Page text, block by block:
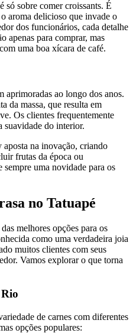
sobre comer croissants. É
aroma delicioso que invade o
dos funcionários, cada detalhe
apenas para comprar, mas
uma boa xícara de café.
aprimoradas ao longo dos anos.
da massa, que resulta em
Os clientes frequentemente
suavidade do interior.
na inovação, criando
frutas da época ou
sempre uma novidade para os
no Tatuapé
melhores opções para os
como uma verdadeira joia
muitos clientes com seus
Vamos explorar o que torna
de carnes com diferentes
opções populares: